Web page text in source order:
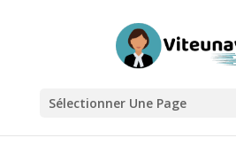
Sélectionner Une Page